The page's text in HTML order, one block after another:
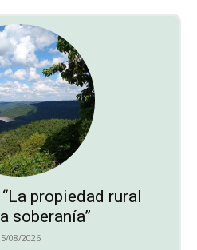
propiedad rural
soberanía”
08/2026